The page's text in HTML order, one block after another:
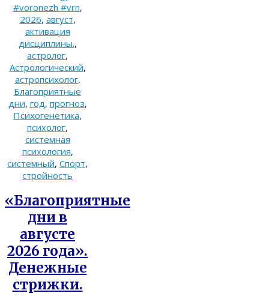
#voronezh #vrn,
2026, август,
активация
дисциплины.,
астролог,
Астрологический,
астропсихолог,
Благоприятные
дни, год, прогноз,
Психогенетика,
психолог,
системная
психология,
системный, Спорт,
стройность
«Благоприятные
дни в
августе
2026 года».
Денежные
стрижки.